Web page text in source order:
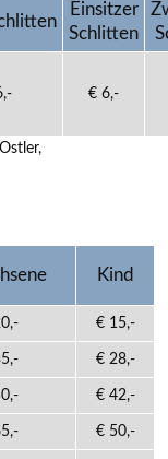
Einsitzer
Schlitten
€ 6,-
Kind
€ 15,-
€ 28,-
€ 42,-
€ 50,-